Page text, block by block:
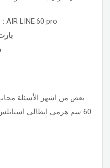
موديل الشفاط الاستنلس : AIR LINE 60 pro
ايطالي بالكامل.
بعض من اشهر الأسئلة